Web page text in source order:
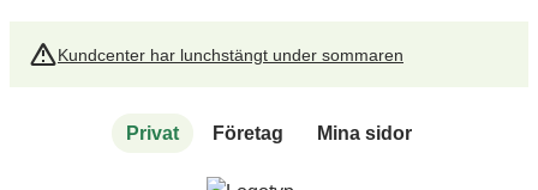
Kundcenter har lunchstängt under sommaren
Privat Företag Mina sidor